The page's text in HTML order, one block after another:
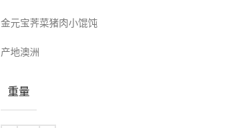
金元宝荠菜猪肉小馄饨
产地澳洲
重量